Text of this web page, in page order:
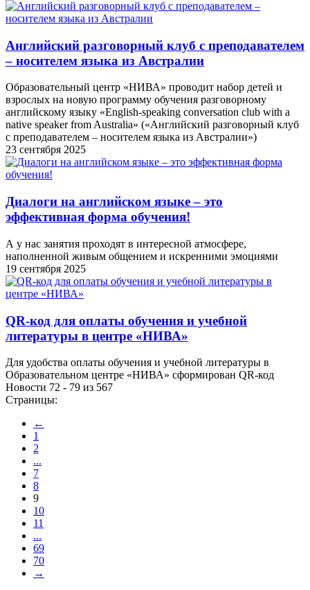
Английский разговорный клуб с преподавателем
– носителем языка из Австралии
Образовательный центр «НИВА» проводит набор детей и
взрослых на новую программу обучения разговорному
английскому языку «English-speaking conversation club with a
native speaker from Australia» («Английский разговорный клуб
с преподавателем – носителем языка из Австралии»)
23 сентября 2025
Диалоги на английском языке – это
эффективная форма обучения!
А у нас занятия проходят в интересной атмосфере,
наполненной живым общением и искренними эмоциями
19 сентября 2025
QR-код для оплаты обучения и учебной
литературы в центре «НИВА»
Для удобства оплаты обучения и учебной литературы в
Образовательном центре «НИВА» сформирован QR-код
Новости 72 - 79 из 567
Страницы:
←
1
2
...
7
8
9
10
11
...
69
70
→